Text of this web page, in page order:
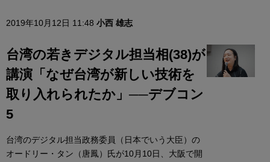
2019年10月12日 11:48 小西 雄志
台湾の若きデジタル担当相(38)が
講演「なぜ台湾が新しい技術を
取り入れられたか」──デブコン
5
台湾のデジタル担当政務委員（日本でいう大臣）の
オードリー・タン（唐鳳）氏が10月10日、大阪で開